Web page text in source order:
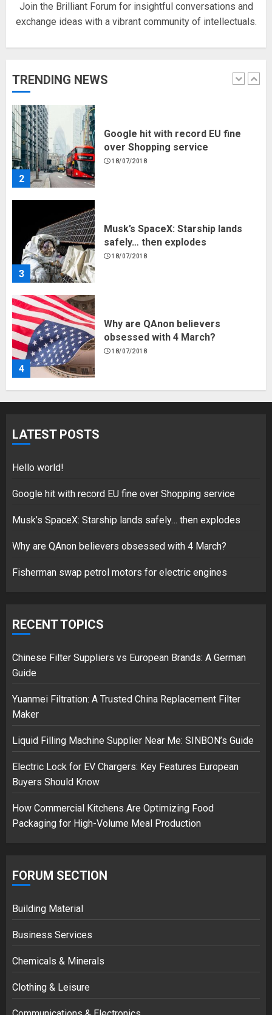
Join the Brilliant Forum for insightful conversations and
exchange ideas with a vibrant community of intellectuals.
TRENDING NEWS
1
Hello world!
2
Google hit with record EU fine
over Shopping service
18/07/2018
3
Musk’s SpaceX: Starship lands
safely… then explodes
18/07/2018
4
Why are QAnon believers
obsessed with 4 March?
18/07/2018
5
Hello world!
2
3
Musk’s SpaceX: Starship lands
LATEST POSTS
Hello world!
Google hit with record EU fine over Shopping service
Musk’s SpaceX: Starship lands safely… then explodes
Why are QAnon believers obsessed with 4 March?
Fisherman swap petrol motors for electric engines
RECENT TOPICS
Chinese Filter Suppliers vs European Brands: A German
Guide
Yuanmei Filtration: A Trusted China Replacement Filter
Maker
Liquid Filling Machine Supplier Near Me: SINBON’s Guide
Electric Lock for EV Chargers: Key Features European
Buyers Should Know
How Commercial Kitchens Are Optimizing Food
Packaging for High-Volume Meal Production
FORUM SECTION
Building Material
Business Services
Chemicals & Minerals
Clothing & Leisure